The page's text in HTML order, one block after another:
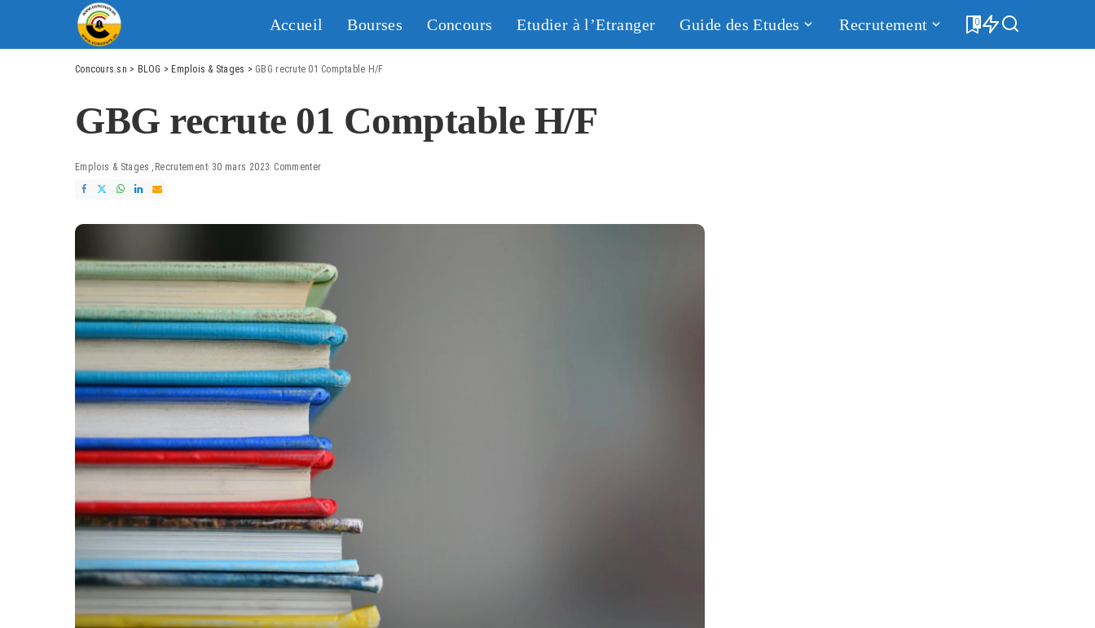
Accueil Bourses Concours Etudier à l’Etranger Guide des Etudes Recrutement 0
Concours.sn > BLOG > Emplois & Stages > GBG recrute 01 Comptable H/F
GBG recrute 01 Comptable H/F
Emplois & Stages Recrutement 30 mars 2023 Commenter